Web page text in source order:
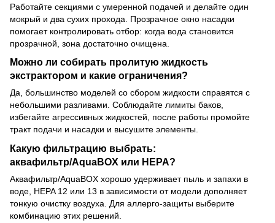
Работайте секциями с умеренной подачей и делайте один
мокрый и два сухих прохода. Прозрачное окно насадки
помогает контролировать отбор: когда вода становится
прозрачной, зона достаточно очищена.
Можно ли собирать пролитую жидкость
экстрактором и какие ограничения?
Да, большинство моделей со сбором жидкости справятся с
небольшими разливами. Соблюдайте лимиты баков,
избегайте агрессивных жидкостей, после работы промойте
тракт подачи и насадки и высушите элементы.
Какую фильтрацию выбрать:
аквафильтр/AquaBOX или HEPA?
Аквафильтр/AquaBOX хорошо удерживает пыль и запахи в
воде, HEPA 12 или 13 в зависимости от модели дополняет
тонкую очистку воздуха. Для аллерго-защиты выберите
комбинацию этих решений.